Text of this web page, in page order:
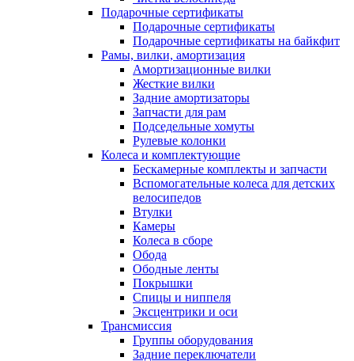
Подарочные сертификаты
Подарочные сертификаты
Подарочные сертификаты на байкфит
Рамы, вилки, амортизация
Амортизационные вилки
Жесткие вилки
Задние амортизаторы
Запчасти для рам
Подседельные хомуты
Рулевые колонки
Колеса и комплектующие
Бескамерные комплекты и запчасти
Вспомогательные колеса для детских
велосипедов
Втулки
Камеры
Колеса в сборе
Обода
Ободные ленты
Покрышки
Спицы и ниппеля
Эксцентрики и оси
Трансмиссия
Группы оборудования
Задние переключатели